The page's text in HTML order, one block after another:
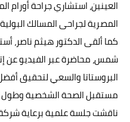
العينين، استشاري جراحة أورام
المصرية لجراحى المسالك
كما ألقى الدكتور هيثم ناصر،
شمس، محاضرة عبر الفيديو عن
البروستاتا والسعي لتحقيق أفضل
مستقبل الصحة الشخصية وطول